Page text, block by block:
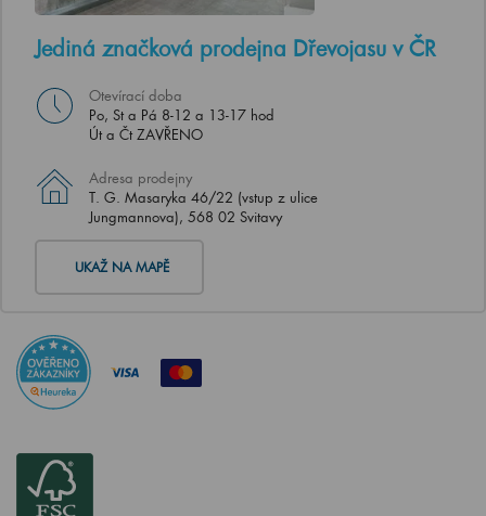
Jediná značková prodejna Dřevojasu v ČR
Otevírací doba
Po, St a Pá 8-12 a 13-17 hod
Út a Čt ZAVŘENO
Adresa prodejny
T. G. Masaryka 46/22 (vstup z ulice
Jungmannova), 568 02 Svitavy
UKAŽ NA MAPĚ